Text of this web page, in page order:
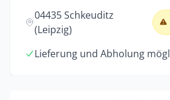
04435 Schkeuditz
(Leipzig)
Lieferung und Abholung